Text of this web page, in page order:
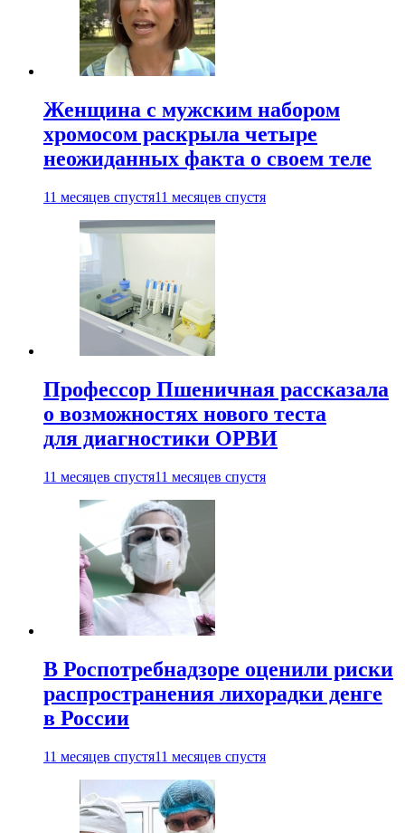
Женщина с мужским набором
хромосом раскрыла четыре
неожиданных факта о своем теле
11 месяцев спустя11 месяцев спустя
Профессор Пшеничная рассказала
о возможностях нового теста
для диагностики ОРВИ
11 месяцев спустя11 месяцев спустя
В Роспотребнадзоре оценили риски
распространения лихорадки денге
в России
11 месяцев спустя11 месяцев спустя